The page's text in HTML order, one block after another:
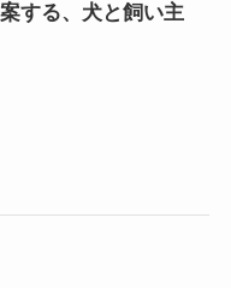
する、犬と飼い主